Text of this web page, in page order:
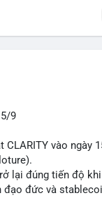
9
vào ngày
lại đúng tiến độ
đạo đức và